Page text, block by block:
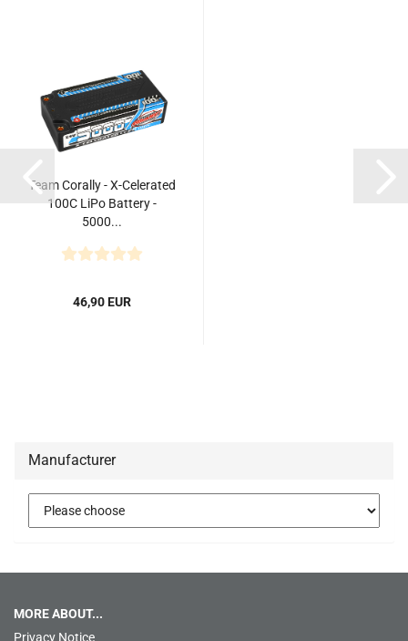
Team Corally - X-Celerated
100C LiPo Battery -
5000...
46,90 EUR
Manufacturer
MORE ABOUT...
Privacy Notice